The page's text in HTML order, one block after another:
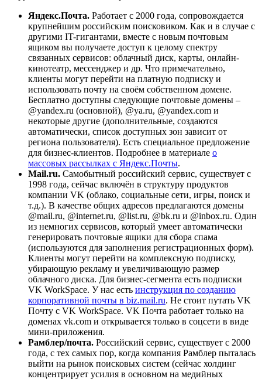
Яндекс.Почта. Работает с 2000 года, сопровождается
крупнейшим российским поисковиком. Как и в случае с
другими IT-гигантами, вместе с новым почтовым
ящиком вы получаете доступ к целому спектру
связанных сервисов: облачный диск, карты, онлайн-
кинотеатр, мессенджер и др. Что примечательно,
клиенты могут перейти на платную подписку и
использовать почту на своём собственном домене.
Бесплатно доступны следующие почтовые домены –
@yandex.ru (основной), @ya.ru, @yandex.com и
некоторые другие (дополнительные, создаются
автоматически, список доступных зон зависит от
региона пользователя). Есть специальное предложение
для бизнес-клиентов. Подробнее в материале о
массовых рассылках с Яндекс.Почты.
Mail.ru. Самобытный российский сервис, существует с
1998 года, сейчас включён в структуру продуктов
компании VK (облако, социальные сети, игры, поиск и
т.д.). В качестве общих адресов предлагаются домены
@mail.ru, @internet.ru, @list.ru, @bk.ru и @inbox.ru. Один
из немногих сервисов, который умеет автоматически
генерировать почтовые ящики для сбора спама
(используются для заполнения регистрационных форм).
Клиенты могут перейти на комплексную подписку,
убирающую рекламу и увеличивающую размер
облачного диска. Для бизнес-сегмента есть подписки
VK WorkSpace. У нас есть инструкция по созданию
корпоративной почты в biz.mail.ru. Не стоит путать VK
Почту с VK WorkSpace. VK Почта работает только на
доменах vk.com и открывается только в соцсети в виде
мини-приложения.
Рамблер/почта. Российский сервис, существует с 2000
года, с тех самых пор, когда компания Рамблер пыталась
выйти на рынок поисковых систем (сейчас холдинг
концентрирует усилия в основном на медийных